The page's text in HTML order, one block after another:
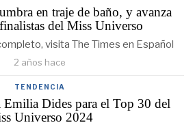
en traje de baño, y avanza
del Miss Universo
visita The Times en Español
2 años hace
TENDENCIA
Dides para el Top 30 del
Universo 2024